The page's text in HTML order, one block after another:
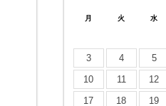
月 火 水
3
4 5
10
11 12
17
18 19